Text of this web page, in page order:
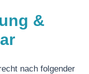
&
nach folgender